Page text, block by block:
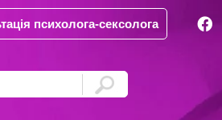
психолога-сексолога